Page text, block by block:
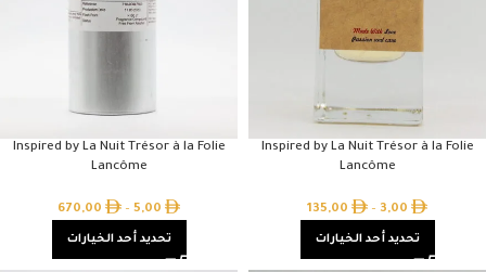
Inspired by La Nuit Trésor à la Folie
Lancôme
3,00
–
135,00
تحديد أحد الخيارات
Inspired by La Nuit Trésor à la Folie
Lancôme
5,00
–
670,00
تحديد أحد الخيارات